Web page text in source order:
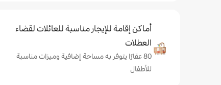
أماكن إقامة للإيجار مناسبة للعائلات لقضاء
العطلات
80 عقارًا يتوفر به مساحة إضافية وميزات مناسبة
للأطفال